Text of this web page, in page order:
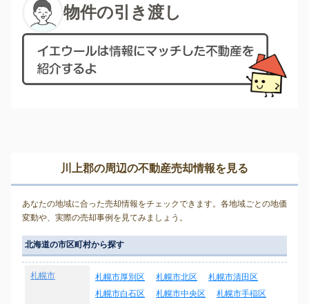
物件の引き渡し
川上郡の周辺の不動産売却情報を見る
あなたの地域に合った売却情報をチェックできます。各地域ごとの地価
変動や、実際の売却事例を見てみましょう。
北海道の市区町村から探す
札幌市 札幌市厚別区 札幌市北区
札幌市清田区
札幌市白石区
札幌市中央区
札幌市手稲区